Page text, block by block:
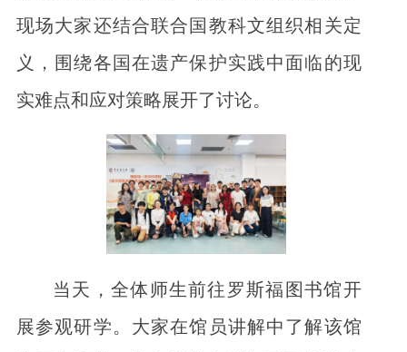
现场大家还结合联合国教科文组织相关定
义，围绕各国在遗产保护实践中面临的现
实难点和应对策略展开了讨论。
当天，全体师生前往罗斯福图书馆开
展参观研学。大家在馆员讲解中了解该馆